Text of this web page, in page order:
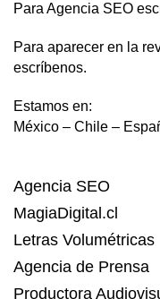
Para Agencia SEO
Para aparecer en la
escríbenos.
Estamos en:
México – Chile –
Agencia SEO
MagiaDigital.cl
Letras Volumétricas
Agencia de Prensa
Productora